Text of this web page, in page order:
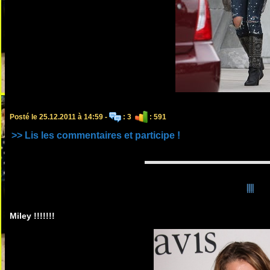
Posté le 25.12.2011 à 14:59 - : 3 : 591
>> Lis les commentaires et participe !
!!!!
Miley !!!!!!!